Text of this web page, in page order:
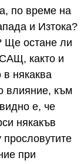
по време на
и Изтока?
Ще остане ли
както и
някаква
влияние, към
е, че
някакъв
при